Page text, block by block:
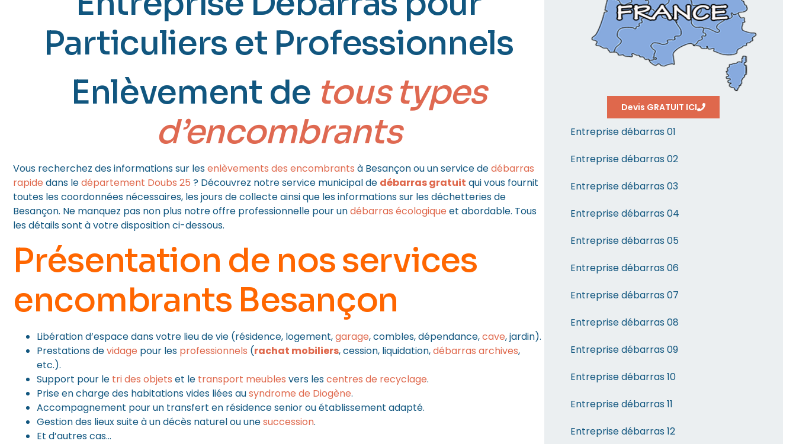
Particuliers et Professionnels
Enlèvement de tous types
d’encombrants
Vous recherchez des informations sur lesenlèvements des encombrants à Besançon ou un service dedébarras
rapide dans ledépartement Doubs 25 ? Découvrez notre service municipal de débarras gratuit qui vous fournit
toutes les coordonnées nécessaires, les jours de collecte ainsi que les informations sur les déchetteries de
Besançon. Ne manquez pas non plus notre offre professionnelle pour undébarras écologique et abordable. Tous
les détails sont à votre disposition ci-dessous.
Présentation de nos services
encombrants Besançon
Libération d’espace dans votre lieu de vie (résidence, logement,garage, combles, dépendance,cave, jardin).
Prestations devidage pour les professionnels (rachat mobiliers, cession, liquidation,débarras archives,
etc.).
Support pour le tri des objets et le transport meubles vers lescentres de recyclage.
Prise en charge des habitations vides liées ausyndrome de Diogène.
Accompagnement pour un transfert en résidence senior ou établissement adapté.
Gestion des lieux suite à un décès naturel ou unesuccession.
Et d’autres cas…
Devis GRATUIT ICI
Entreprise débarras 01
Entreprise débarras 02
Entreprise débarras 03
Entreprise débarras 04
Entreprise débarras 05
Entreprise débarras 06
Entreprise débarras 07
Entreprise débarras 08
Entreprise débarras 09
Entreprise débarras 10
Entreprise débarras 11
Entreprise débarras 12